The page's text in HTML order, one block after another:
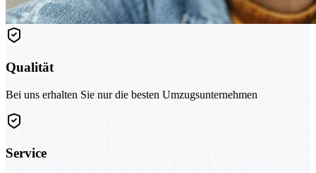
Qualität
Bei uns erhalten Sie nur die besten Umzugsunternehmen
Service